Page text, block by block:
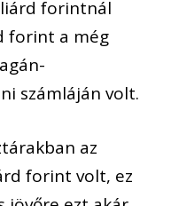
forintnál
forint a még
számláján volt.
az
forint volt, ez